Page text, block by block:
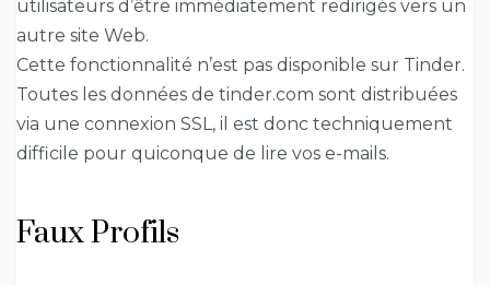
utilisateurs d’être immédiatement redirigés vers un
autre site Web.
Cette fonctionnalité n’est pas disponible sur Tinder.
Toutes les données de tinder.com sont distribuées
via une connexion SSL, il est donc techniquement
difficile pour quiconque de lire vos e-mails.
Faux Profils